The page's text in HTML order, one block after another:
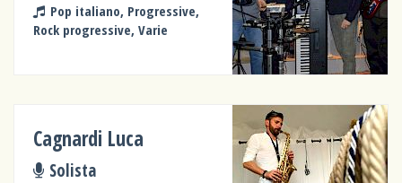
Pop italiano, Progressive,
Rock progressive, Varie
Cagnardi Luca
Solista